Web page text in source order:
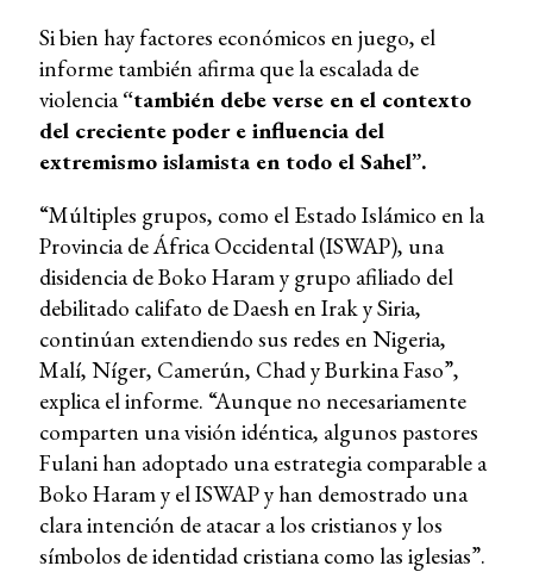
Si bien hay factores económicos en juego, el
informe también afirma que la escalada de
violencia “también debe verse en el contexto
del creciente poder e influencia del
extremismo islamista en todo el Sahel”.
“Múltiples grupos, como el Estado Islámico en la
Provincia de África Occidental (ISWAP), una
disidencia de Boko Haram y grupo afiliado del
debilitado califato de Daesh en Irak y Siria,
continúan extendiendo sus redes en Nigeria,
Malí, Níger, Camerún, Chad y Burkina Faso”,
explica el informe. “Aunque no necesariamente
comparten una visión idéntica, algunos pastores
Fulani han adoptado una estrategia comparable a
Boko Haram y el ISWAP y han demostrado una
clara intención de atacar a los cristianos y los
símbolos de identidad cristiana como las iglesias”.